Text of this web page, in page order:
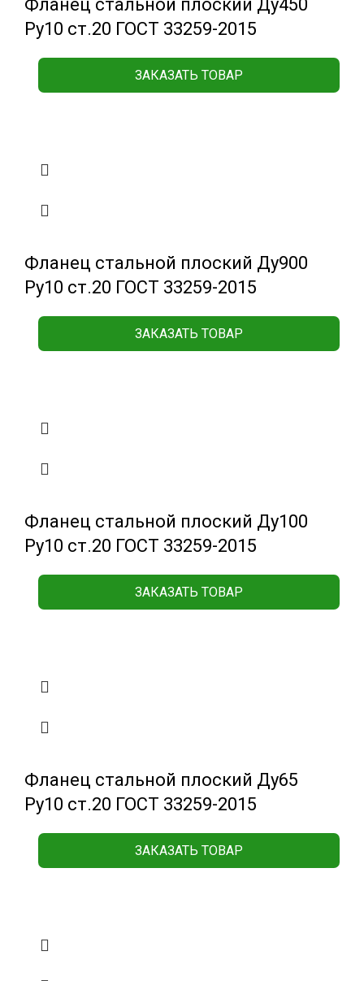
Фланец стальной плоский Ду450
Ру10 ст.20 ГОСТ 33259-2015
ЗАКАЗАТЬ ТОВАР
Фланец стальной плоский Ду900
Ру10 ст.20 ГОСТ 33259-2015
ЗАКАЗАТЬ ТОВАР
Фланец стальной плоский Ду100
Ру10 ст.20 ГОСТ 33259-2015
ЗАКАЗАТЬ ТОВАР
Фланец стальной плоский Ду65
Ру10 ст.20 ГОСТ 33259-2015
ЗАКАЗАТЬ ТОВАР